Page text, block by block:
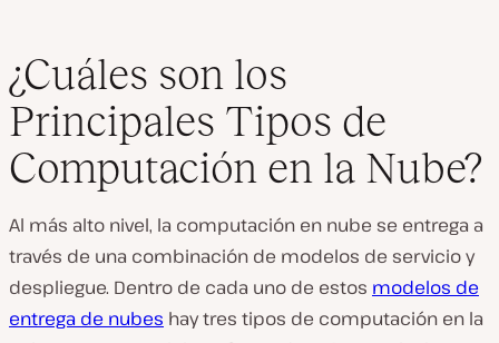
¿Cuáles son los
Principales Tipos de
Computación en la Nube?
Al más alto nivel, la computación en nube se entrega a
través de una combinación de modelos de servicio y
despliegue. Dentro de cada uno de estos modelos de
entrega de nubes hay tres tipos de computación en la